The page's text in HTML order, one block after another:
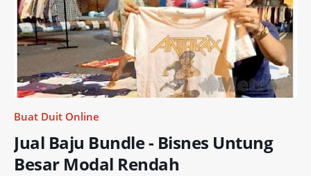
Buat Duit Online
Jual Baju Bundle - Bisnes Untung
Besar Modal Rendah